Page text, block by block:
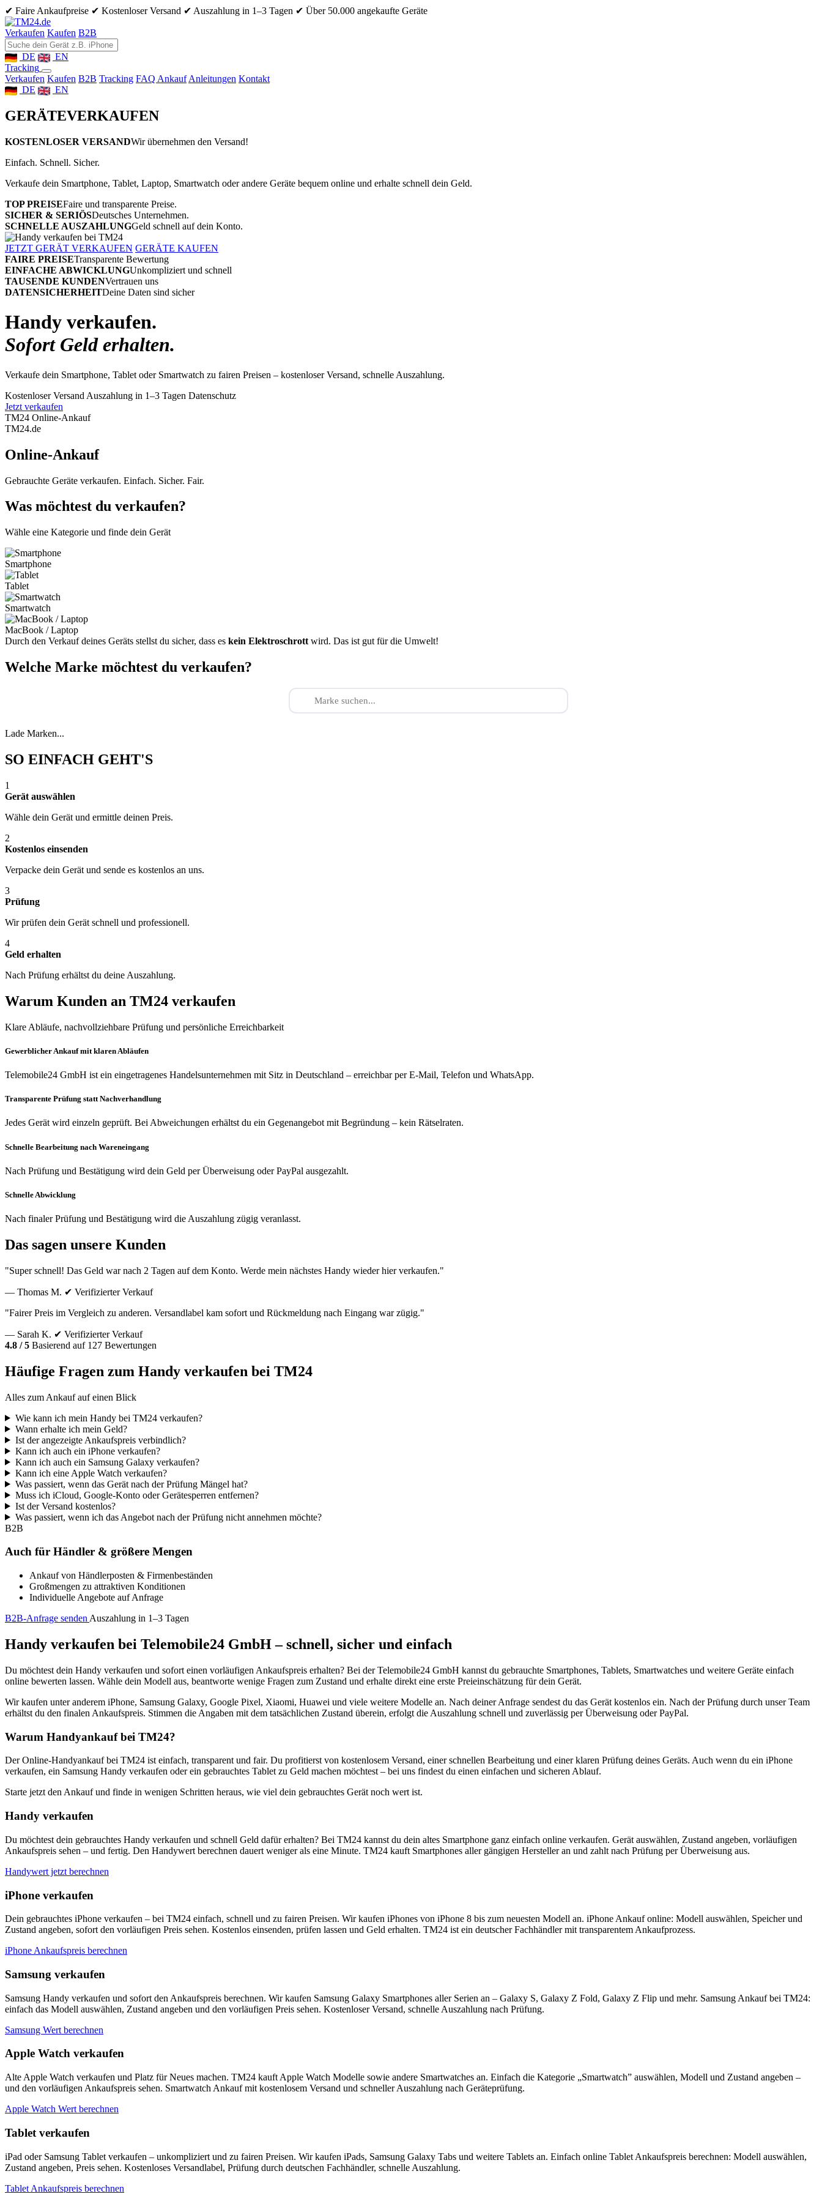
✔ Faire Ankaufpreise ✔ Kostenloser Versand ✔ Auszahlung in 1–3 Tagen ✔ Über 50.000 angekaufte Geräte
Verkaufen Kaufen B2B
DE
EN
Tracking
Verkaufen Kaufen B2B Tracking FAQ Ankauf Anleitungen Kontakt
DE
EN
GERÄTEVERKAUFEN
KOSTENLOSER VERSANDWir übernehmen den Versand!
Einfach. Schnell. Sicher.
Verkaufe dein Smartphone, Tablet, Laptop, Smartwatch oder andere Geräte bequem online und erhalte schnell dein Geld.
TOP PREISEFaire und transparente Preise.
SICHER & SERIÖSDeutsches Unternehmen.
SCHNELLE AUSZAHLUNGGeld schnell auf dein Konto.
JETZT GERÄT VERKAUFEN GERÄTE KAUFEN
FAIRE PREISETransparente Bewertung
EINFACHE ABWICKLUNGUnkompliziert und schnell
TAUSENDE KUNDENVertrauen uns
DATENSICHERHEITDeine Daten sind sicher
Handy verkaufen.
Sofort Geld erhalten.
Verkaufe dein Smartphone, Tablet oder Smartwatch zu fairen Preisen – kostenloser Versand, schnelle Auszahlung.
Kostenloser Versand Auszahlung in 1–3 Tagen Datenschutz
Jetzt verkaufen
TM24 Online-Ankauf
TM24.de
Online-Ankauf
Gebrauchte Geräte verkaufen. Einfach. Sicher. Fair.
Was möchtest du verkaufen?
Wähle eine Kategorie und finde dein Gerät
Smartphone
Tablet
Smartwatch
MacBook / Laptop
Durch den Verkauf deines Geräts stellst du sicher, dass es kein Elektroschrott wird. Das ist gut für die Umwelt!
Welche Marke möchtest du verkaufen?
Lade Marken...
SO EINFACH GEHT'S
1
Gerät auswählen
Wähle dein Gerät und ermittle deinen Preis.
2
Kostenlos einsenden
Verpacke dein Gerät und sende es kostenlos an uns.
3
Prüfung
Wir prüfen dein Gerät schnell und professionell.
4
Geld erhalten
Nach Prüfung erhältst du deine Auszahlung.
Warum Kunden an TM24 verkaufen
Klare Abläufe, nachvollziehbare Prüfung und persönliche Erreichbarkeit
Gewerblicher Ankauf mit klaren Abläufen
Telemobile24 GmbH ist ein eingetragenes Handelsunternehmen mit Sitz in Deutschland – erreichbar per E-Mail, Telefon und WhatsApp.
Transparente Prüfung statt Nachverhandlung
Jedes Gerät wird einzeln geprüft. Bei Abweichungen erhältst du ein Gegenangebot mit Begründung – kein Rätselraten.
Schnelle Bearbeitung nach Wareneingang
Nach Prüfung und Bestätigung wird dein Geld per Überweisung oder PayPal ausgezahlt.
Schnelle Abwicklung
Nach finaler Prüfung und Bestätigung wird die Auszahlung zügig veranlasst.
Das sagen unsere Kunden
"Super schnell! Das Geld war nach 2 Tagen auf dem Konto. Werde mein nächstes Handy wieder hier verkaufen."
— Thomas M. ✔ Verifizierter Verkauf
"Fairer Preis im Vergleich zu anderen. Versandlabel kam sofort und Rückmeldung nach Eingang war zügig."
— Sarah K. ✔ Verifizierter Verkauf
4.8 / 5 Basierend auf 127 Bewertungen
Häufige Fragen zum Handy verkaufen bei TM24
Alles zum Ankauf auf einen Blick
Wie kann ich mein Handy bei TM24 verkaufen?
Wann erhalte ich mein Geld?
Ist der angezeigte Ankaufspreis verbindlich?
Kann ich auch ein iPhone verkaufen?
Kann ich auch ein Samsung Galaxy verkaufen?
Kann ich eine Apple Watch verkaufen?
Was passiert, wenn das Gerät nach der Prüfung Mängel hat?
Muss ich iCloud, Google-Konto oder Gerätesperren entfernen?
Ist der Versand kostenlos?
Was passiert, wenn ich das Angebot nach der Prüfung nicht annehmen möchte?
B2B
Auch für Händler & größere Mengen
Ankauf von Händlerposten & Firmenbeständen
Großmengen zu attraktiven Konditionen
Individuelle Angebote auf Anfrage
B2B-Anfrage senden Auszahlung in 1–3 Tagen
Handy verkaufen bei Telemobile24 GmbH – schnell, sicher und einfach
Du möchtest dein Handy verkaufen und sofort einen vorläufigen Ankaufspreis erhalten? Bei der Telemobile24 GmbH kannst du gebrauchte Smartphones, Tablets, Smartwatches und weitere Geräte einfach
online bewerten lassen. Wähle dein Modell aus, beantworte wenige Fragen zum Zustand und erhalte direkt eine erste Preieinschätzung für dein Gerät.
Wir kaufen unter anderem iPhone, Samsung Galaxy, Google Pixel, Xiaomi, Huawei und viele weitere Modelle an. Nach deiner Anfrage sendest du das Gerät kostenlos ein. Nach der Prüfung durch unser Team
erhältst du den finalen Ankaufspreis. Stimmen die Angaben mit dem tatsächlichen Zustand überein, erfolgt die Auszahlung schnell und zuverlässig per Überweisung oder PayPal.
Warum Handyankauf bei TM24?
Der Online-Handyankauf bei TM24 ist einfach, transparent und fair. Du profitierst von kostenlosem Versand, einer schnellen Bearbeitung und einer klaren Prüfung deines Geräts. Auch wenn du ein iPhone
verkaufen, ein Samsung Handy verkaufen oder ein gebrauchtes Tablet zu Geld machen möchtest – bei uns findest du einen einfachen und sicheren Ablauf.
Starte jetzt den Ankauf und finde in wenigen Schritten heraus, wie viel dein gebrauchtes Gerät noch wert ist.
Handy verkaufen
Du möchtest dein gebrauchtes Handy verkaufen und schnell Geld dafür erhalten? Bei TM24 kannst du dein altes Smartphone ganz einfach online verkaufen. Gerät auswählen, Zustand angeben, vorläufigen
Ankaufspreis sehen – und fertig. Den Handywert berechnen dauert weniger als eine Minute. TM24 kauft Smartphones aller gängigen Hersteller an und zahlt nach Prüfung per Überweisung aus.
Handywert jetzt berechnen
iPhone verkaufen
Dein gebrauchtes iPhone verkaufen – bei TM24 einfach, schnell und zu fairen Preisen. Wir kaufen iPhones von iPhone 8 bis zum neuesten Modell an. iPhone Ankauf online: Modell auswählen, Speicher und
Zustand angeben, sofort den vorläufigen Preis sehen. Kostenlos einsenden, prüfen lassen und Geld erhalten. TM24 ist ein deutscher Fachhändler mit transparentem Ankaufprozess.
iPhone Ankaufspreis berechnen
Samsung verkaufen
Samsung Handy verkaufen und sofort den Ankaufspreis berechnen. Wir kaufen Samsung Galaxy Smartphones aller Serien an – Galaxy S, Galaxy Z Fold, Galaxy Z Flip und mehr. Samsung Ankauf bei TM24:
einfach das Modell auswählen, Zustand angeben und den vorläufigen Preis sehen. Kostenloser Versand, schnelle Auszahlung nach Prüfung.
Samsung Wert berechnen
Apple Watch verkaufen
Alte Apple Watch verkaufen und Platz für Neues machen. TM24 kauft Apple Watch Modelle sowie andere Smartwatches an. Einfach die Kategorie „Smartwatch” auswählen, Modell und Zustand angeben –
und den vorläufigen Ankaufspreis sehen. Smartwatch Ankauf mit kostenlosem Versand und schneller Auszahlung nach Geräteprüfung.
Apple Watch Wert berechnen
Tablet verkaufen
iPad oder Samsung Tablet verkaufen – unkompliziert und zu fairen Preisen. Wir kaufen iPads, Samsung Galaxy Tabs und weitere Tablets an. Einfach online Tablet Ankaufspreis berechnen: Modell auswählen,
Zustand angeben, Preis sehen. Kostenloses Versandlabel, Prüfung durch deutschen Fachhändler, schnelle Auszahlung.
Tablet Ankaufspreis berechnen